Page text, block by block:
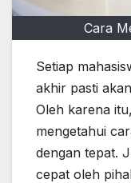
Cara
Setiap
akhir pasti
Oleh karena
mengetahui
dengan tepat.
cepat oleh